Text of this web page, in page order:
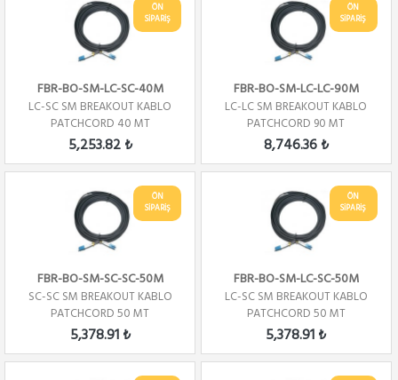
ÖN
SİPARİŞ
FBR-BO-SM-LC-SC-40M
LC-SC SM BREAKOUT KABLO
PATCHCORD 40 MT
5,253.82 ₺
ÖN
SİPARİŞ
FBR-BO-SM-LC-LC-90M
LC-LC SM BREAKOUT KABLO
PATCHCORD 90 MT
8,746.36 ₺
ÖN
SİPARİŞ
FBR-BO-SM-SC-SC-50M
SC-SC SM BREAKOUT KABLO
PATCHCORD 50 MT
5,378.91 ₺
ÖN
SİPARİŞ
FBR-BO-SM-LC-SC-50M
LC-SC SM BREAKOUT KABLO
PATCHCORD 50 MT
5,378.91 ₺